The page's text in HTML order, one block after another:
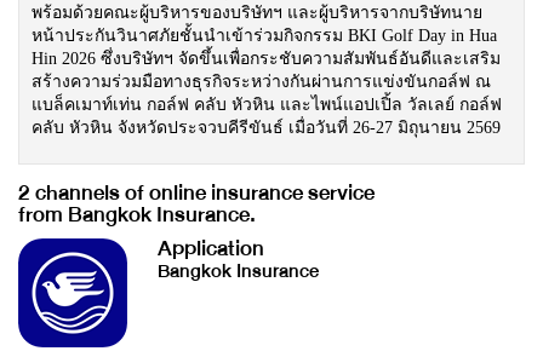
พร้อมด้วยคณะผู้บริหารของบริษัทฯ และผู้บริหารจากบริษัทนาย
หน้าประกันวินาศภัยชั้นนำเข้าร่วมกิจกรรม BKI Golf Day in Hua
Hin 2026 ซึ่งบริษัทฯ จัดขึ้นเพื่อกระชับความสัมพันธ์อันดีและเสริม
สร้างความร่วมมือทางธุรกิจระหว่างกันผ่านการแข่งขันกอล์ฟ ณ
แบล็คเมาท์เท่น กอล์ฟ คลับ หัวหิน และไพน์แอปเปิ้ล วัลเลย์ กอล์ฟ
คลับ หัวหิน จังหวัดประจวบคีรีขันธ์ เมื่อวันที่ 26-27 มิถุนายน 2569
2 channels of online insurance service
from Bangkok Insurance.
Application
Bangkok Insurance